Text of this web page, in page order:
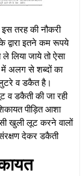
इस तरह की नौकरी
इतने कम रूपये
लिया जाये तो ऐसा
में अलग से शब्दों का
लुटरे व डकैत है।
व डकैती की जा रही
पीड़ित आशा
खुली लूट करने वालों
देकर डकैती